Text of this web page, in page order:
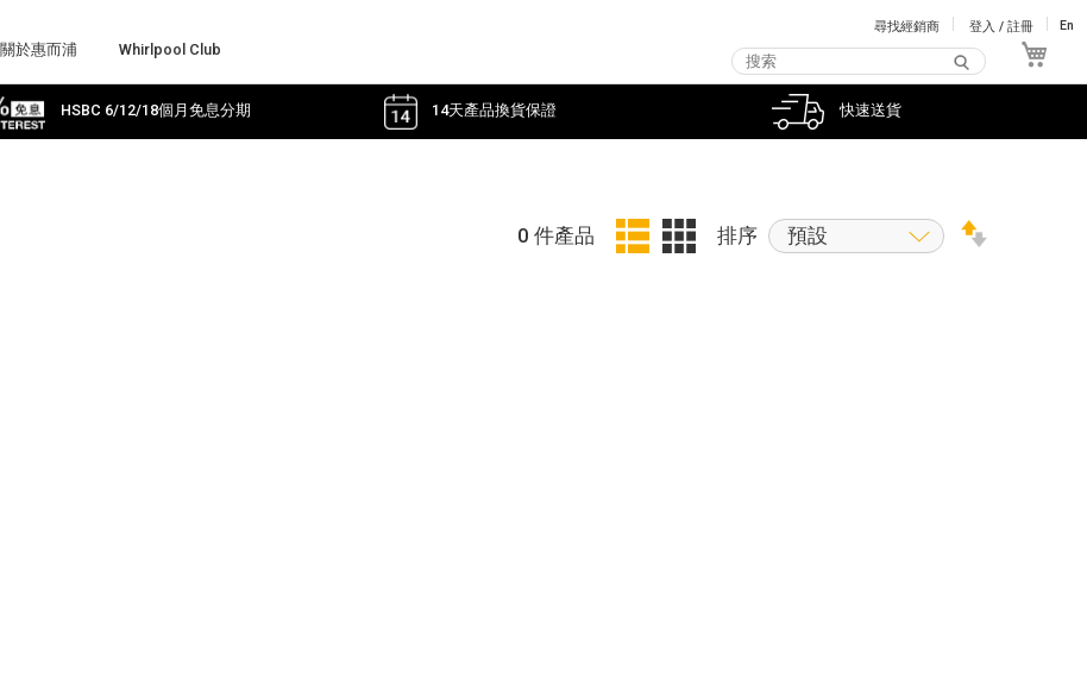
關於惠而浦 Whirlpool Club
尋找經銷商 登入 / 註冊 En
HSBC 6/12/18個月免息分期 14天產品換貨保證 快速送貨
0 件產品 排序 預設